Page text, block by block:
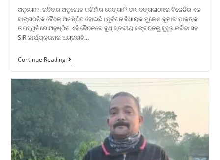
ଅନୁଗୋଳ: ରବିବାର ଅନୁଗୋଳ କଣିହାଁର ରେଙ୍ଗାଳି ଡାକବଙ୍ଗଳାଠାରେ ବିଜେଡିର ଏକ
ସାଙ୍ଗଠନିକ ବୈଠକ ଅନୁଷ୍ଠିତ ହୋଇଛି। ପୂର୍ବତନ ବିଧାୟକ ମୁକେଶ କୁମାର ପାଳଙ୍କ
ଉପସ୍ଥିତିରେ ଅନୁଷ୍ଠିତ ଏହି ବୈଠକରେ ବୁଥ୍ ସ୍ତରୀୟ ସଙ୍ଗଠନକୁ ସୁଦୃଢ଼ କରିବା ସହ
SIR କାର୍ଯ୍ୟକ୍ରମର ଅଗ୍ରଗତି…
Continue Reading